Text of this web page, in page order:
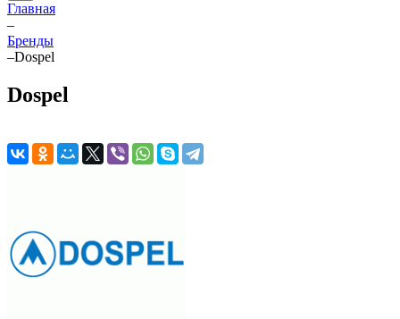
Главная
–
Бренды
–Dospel
Dospel